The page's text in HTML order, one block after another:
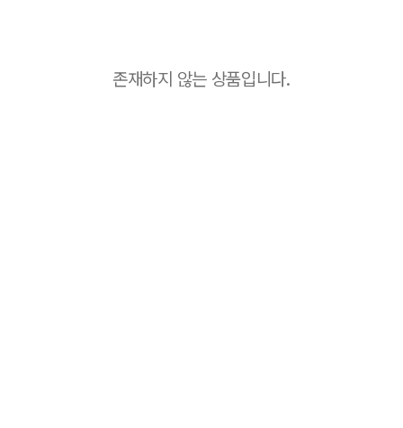
존재하지 않는 상품입니다.